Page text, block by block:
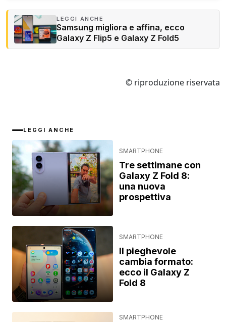
LEGGI ANCHE
Samsung migliora e affina, ecco
Galaxy Z Flip5 e Galaxy Z Fold5
© riproduzione riservata
LEGGI ANCHE
SMARTPHONE
Tre settimane con
Galaxy Z Fold 8:
una nuova
prospettiva
SMARTPHONE
Il pieghevole
cambia formato:
ecco il Galaxy Z
Fold 8
SMARTPHONE